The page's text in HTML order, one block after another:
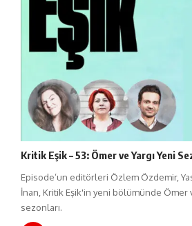
Kritik Eşik – 53: Ömer ve Yargı Yeni
Episode’un editörleri Özlem Özdemir,
İnan, Kritik Eşik'in yeni bölümünde Ömer
sezonları.